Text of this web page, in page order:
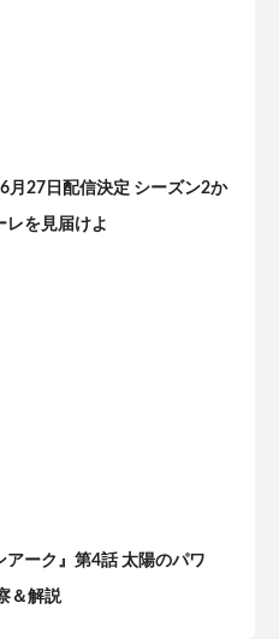
月27日配信決定 シーズン2か
レを見届けよ
ーク』第4話 太陽のパワ
＆解説